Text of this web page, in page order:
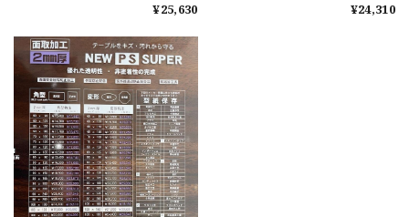
¥25,630
¥24,310